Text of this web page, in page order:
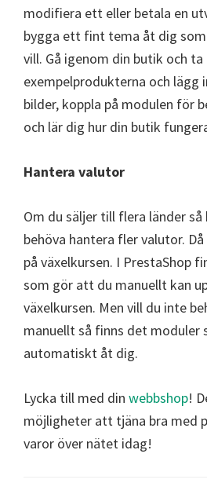
modifiera ett eller betala en
bygga ett fint tema åt dig
vill. Gå igenom din butik och
exempelprodukterna och lägg
bilder, koppla på modulen för
och lär dig hur din butik
Hantera valutor
Om du säljer till flera länder
behöva hantera fler valutor.
på växelkursen. I PrestaShop
som gör att du manuellt kan
växelkursen. Men vill du inte
manuellt så finns det moduler
automatiskt åt dig.
Lycka till med din webbshop!
möjligheter att tjäna bra med
varor över nätet idag!